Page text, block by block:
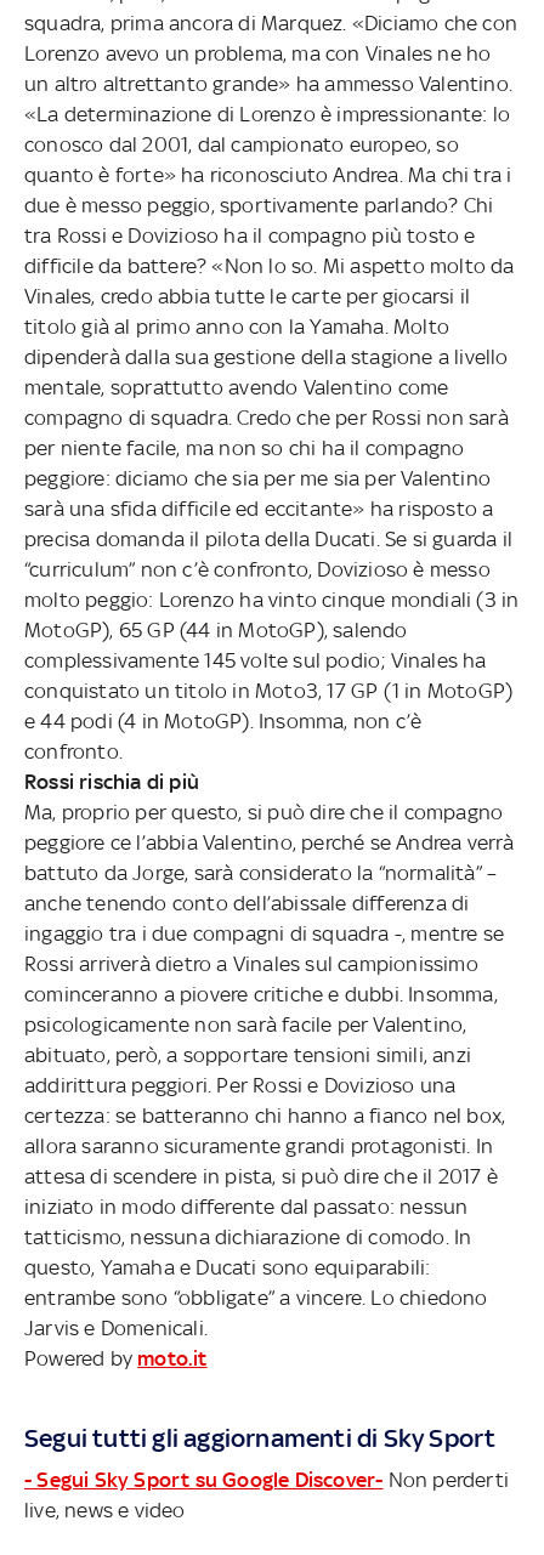
squadra, prima ancora di Marquez. «Diciamo che con
Lorenzo avevo un problema, ma con Vinales ne ho
un altro altrettanto grande» ha ammesso Valentino.
«La determinazione di Lorenzo è impressionante: lo
conosco dal 2001, dal campionato europeo, so
quanto è forte» ha riconosciuto Andrea. Ma chi tra i
due è messo peggio, sportivamente parlando? Chi
tra Rossi e Dovizioso ha il compagno più tosto e
difficile da battere? «Non lo so. Mi aspetto molto da
Vinales, credo abbia tutte le carte per giocarsi il
titolo già al primo anno con la Yamaha. Molto
dipenderà dalla sua gestione della stagione a livello
mentale, soprattutto avendo Valentino come
compagno di squadra. Credo che per Rossi non sarà
per niente facile, ma non so chi ha il compagno
peggiore: diciamo che sia per me sia per Valentino
sarà una sfida difficile ed eccitante» ha risposto a
precisa domanda il pilota della Ducati. Se si guarda il
“curriculum” non c’è confronto, Dovizioso è messo
molto peggio: Lorenzo ha vinto cinque mondiali (3 in
MotoGP), 65 GP (44 in MotoGP), salendo
complessivamente 145 volte sul podio; Vinales ha
conquistato un titolo in Moto3, 17 GP (1 in MotoGP)
e 44 podi (4 in MotoGP). Insomma, non c’è
confronto.
Rossi rischia di più
Ma, proprio per questo, si può dire che il compagno
peggiore ce l’abbia Valentino, perché se Andrea verrà
battuto da Jorge, sarà considerato la “normalità” –
anche tenendo conto dell’abissale differenza di
ingaggio tra i due compagni di squadra -, mentre se
Rossi arriverà dietro a Vinales sul campionissimo
cominceranno a piovere critiche e dubbi. Insomma,
psicologicamente non sarà facile per Valentino,
abituato, però, a sopportare tensioni simili, anzi
addirittura peggiori. Per Rossi e Dovizioso una
certezza: se batteranno chi hanno a fianco nel box,
allora saranno sicuramente grandi protagonisti. In
attesa di scendere in pista, si può dire che il 2017 è
iniziato in modo differente dal passato: nessun
tatticismo, nessuna dichiarazione di comodo. In
questo, Yamaha e Ducati sono equiparabili:
entrambe sono “obbligate” a vincere. Lo chiedono
Jarvis e Domenicali.
Powered by moto.it
Segui tutti gli aggiornamenti di Sky Sport
- Segui Sky Sport su Google Discover- Non perderti
live, news e video